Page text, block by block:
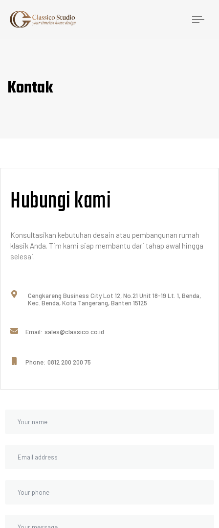
Kontak
Hubungi kami
Konsultasikan kebutuhan desain atau pembangunan rumah
klasik Anda. Tim kami siap membantu dari tahap awal hingga
selesai.
Cengkareng Business City Lot 12, No.21 Unit 18-19 Lt. 1, Benda,
Kec. Benda, Kota Tangerang, Banten 15125
Email: sales@classico.co.id
Phone: 0812 200 200 75